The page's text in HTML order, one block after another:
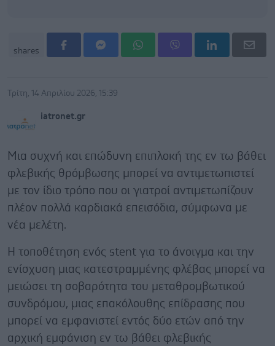
shares
Τρίτη, 14 Απριλίου 2026, 15:39
iatronet.gr
Μια συχνή και επώδυνη επιπλοκή της εν τω βάθει
φλεβικής θρόμβωσης μπορεί να αντιμετωπιστεί
με τον ίδιο τρόπο που οι γιατροί αντιμετωπίζουν
πλέον πολλά καρδιακά επεισόδια, σύμφωνα με
νέα μελέτη.
Η τοποθέτηση ενός stent για το άνοιγμα και την
ενίσχυση μιας κατεστραμμένης φλέβας μπορεί να
μειώσει τη σοβαρότητα του μεταθρομβωτικού
συνδρόμου, μιας επακόλουθης επίδρασης που
μπορεί να εμφανιστεί εντός δύο ετών από την
αρχική εμφάνιση εν τω βάθει φλεβικής